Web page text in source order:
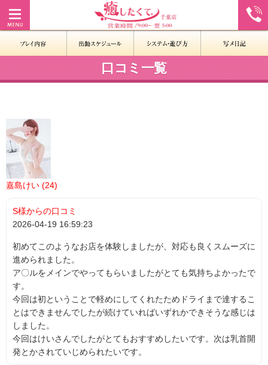
口コミ一覧
嘉島けい (24)
S様からの口コミ
2026-04-19 16:59:23
初めてこのようなお店を体験しましたが、対応も良くスムーズに
進められました。
ア〇ルをメインでやってもらいましたがとても気持ちよかったで
す。
今回は初ということで軽めにしてくれたためドライまで達するこ
とはできませんでしたが続けていればいずれかできそうな感じは
しました。
今回はけいさんでしたがとてもおすすめしたいです。次は乳首開
発とかされていじめられたいです。